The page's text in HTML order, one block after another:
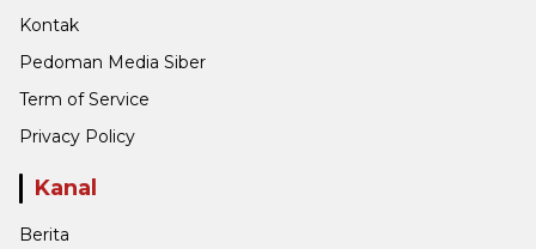
Kontak
Pedoman Media Siber
Term of Service
Privacy Policy
Kanal
Berita